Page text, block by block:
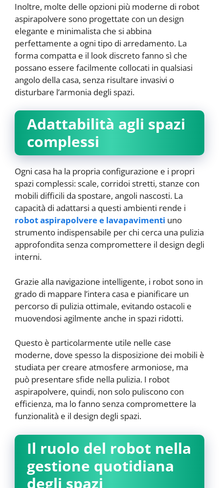
Inoltre, molte delle opzioni più moderne di robot
aspirapolvere sono progettate con un design
elegante e minimalista che si abbina
perfettamente a ogni tipo di arredamento. La
forma compatta e il look discreto fanno sì che
possano essere facilmente collocati in qualsiasi
angolo della casa, senza risultare invasivi o
disturbare l’armonia degli spazi.
Adattabilità agli spazi
complessi
Ogni casa ha la propria configurazione e i propri
spazi complessi: scale, corridoi stretti, stanze con
mobili difficili da spostare, angoli nascosti. La
capacità di adattarsi a questi ambienti rende i
robot aspirapolvere e lavapavimenti uno
strumento indispensabile per chi cerca una pulizia
approfondita senza compromettere il design degli
interni.
Grazie alla navigazione intelligente, i robot sono in
grado di mappare l’intera casa e pianificare un
percorso di pulizia ottimale, evitando ostacoli e
muovendosi agilmente anche in spazi ridotti.
Questo è particolarmente utile nelle case
moderne, dove spesso la disposizione dei mobili è
studiata per creare atmosfere armoniose, ma
può presentare sfide nella pulizia. I robot
aspirapolvere, quindi, non solo puliscono con
efficienza, ma lo fanno senza compromettere la
funzionalità e il design degli spazi.
Il ruolo del robot nella
gestione quotidiana
degli spazi